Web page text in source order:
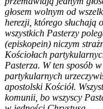
głosem wolnym od
herezji, którego słuchają
wszystkich Pasterzy
(episkopein) niczym
Kościołach
Pasterza. W ten sposób
partykularnych
apostolski Kościół.
komunii, bo wszyscy